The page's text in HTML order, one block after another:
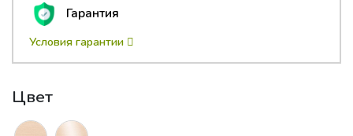
Гарантия
Условия гарантии
Цвет